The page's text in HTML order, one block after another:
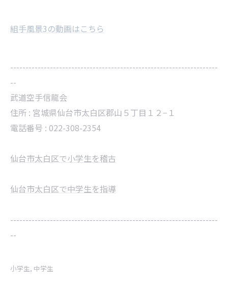
組手風景3の動画はこちら
--------------------------------------------------------------------
--
武道空手信龍会
住所 : 宮城県仙台市太白区郡山５丁目１２−１
電話番号 : 022-308-2354
仙台市太白区で小学生を稽古
仙台市太白区で中学生を指導
--------------------------------------------------------------------
--
小学生 中学生